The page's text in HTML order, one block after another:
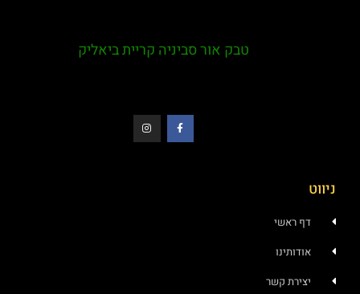
טבק אור סביניה קריית ביאליק
ניווט
דף ראשי
אודותינו
יצירת קשר